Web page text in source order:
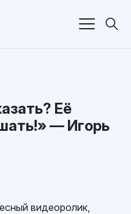
Её
— Игорь
видеоролик,